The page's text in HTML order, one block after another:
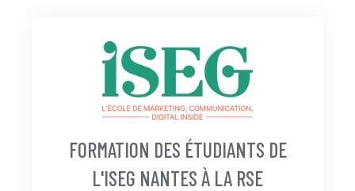
FORMATION DES ÉTUDIANTS DE
L'ISEG NANTES À LA RSE